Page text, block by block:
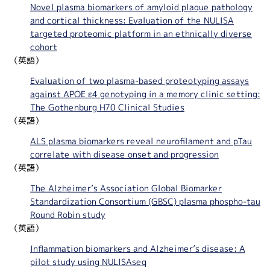
Novel plasma biomarkers of amyloid plaque pathology
and cortical thickness: Evaluation of the NULISA
targeted proteomic platform in an ethnically diverse
cohort
（英語）
Evaluation of two plasma-based proteotyping assays
against APOE ε4 genotyping in a memory clinic setting:
The Gothenburg H70 Clinical Studies
（英語）
ALS plasma biomarkers reveal neurofilament and pTau
correlate with disease onset and progression
（英語）
The Alzheimer’s Association Global Biomarker
Standardization Consortium (GBSC) plasma phospho-tau
Round Robin study
（英語）
Inflammation biomarkers and Alzheimer’s disease: A
pilot study using NULISAseq